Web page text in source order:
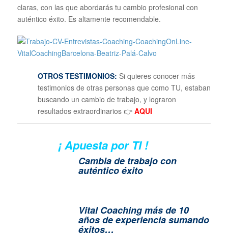
claras, con las que abordarás tu cambio profesional con
auténtico éxito. Es altamente recomendable.
OTROS TESTIMONIOS: Si quieres conocer más
testimonios de otras personas que como TU, estaban
buscando un cambio de trabajo, y lograron
resultados extraordinarios 👉 AQUI
¡ Apuesta por TI !
Cambia de trabajo con
auténtico éxito
Vital Coaching más de 10
años de experiencia sumando
éxitos…